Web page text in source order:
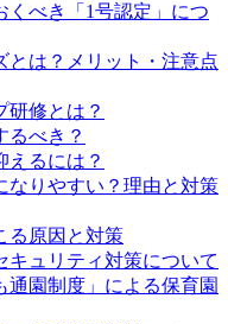
くべき「1号認定」につ
とは？メリット・注意点
研修とは？
るべき？
えるには？
なりやすい？理由と対策
る原因と対策
キュリティ対策について
通園制度」による保育園